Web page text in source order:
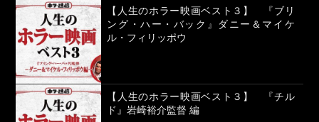
【人生のホラー映画ベスト３】 『ブリ
ング・ハー・バック』ダニー＆マイケ
ル・フィリッポウ
【人生のホラー映画ベスト３】 『チル
ド』岩崎裕介監督 編